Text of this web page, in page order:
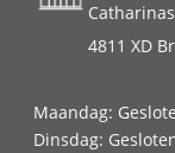
4811 XD
Maandag:
Dinsdag: